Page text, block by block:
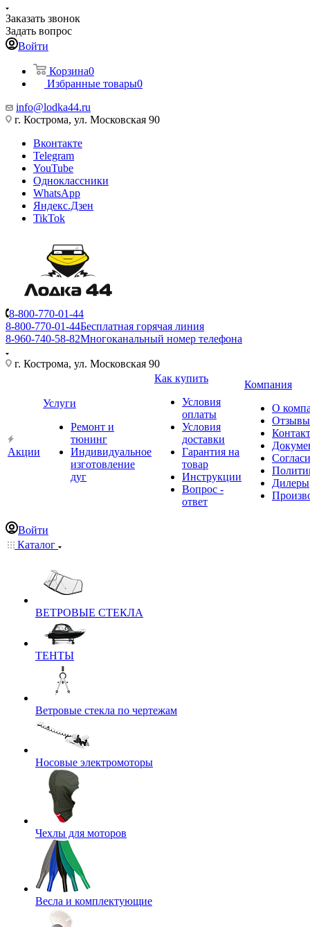
Заказать звонок
Задать вопрос
Войти
Корзина0
Избранные товары0
info@lodka44.ru
г. Кострома, ул. Московская 90
Вконтакте
Telegram
YouTube
Одноклассники
WhatsApp
Яндекс.Дзен
TikTok
8-800-770-01-44
8-800-770-01-44Бесплатная горячая линия
8-960-740-58-82Многоканальный номер телефона
г. Кострома, ул. Московская 90
Акции
Услуги
Ремонт и
тюнинг
Индивидуальное
изготовление
дуг
Как купить
Условия
оплаты
Условия
доставки
Гарантия на
товар
Инструкции
Вопрос -
ответ
Компания
О
Отзывы
Дилеры
Войти
Каталог
ВЕТРОВЫЕ СТЕКЛА
ТЕНТЫ
Ветровые стекла по чертежам
Носовые электромоторы
Чехлы для моторов
Весла и комплектующие